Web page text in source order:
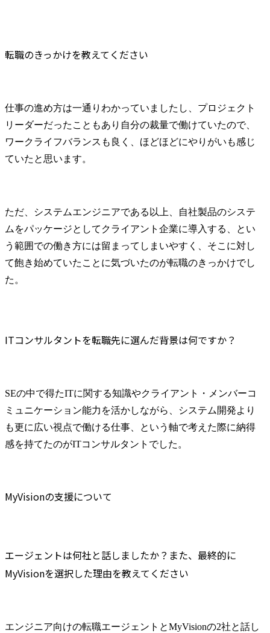
転職のきっかけを教えてください
仕事の進め方は一通りわかっていましたし、プロジェクト
リーダーだったこともあり自分の裁量で働けていたので、
ワークライフバランスも良く、ほどほどにやりがいも感じ
ていたと思います。
ただ、システムエンジニアである以上、自社製品のシステ
ムをパッケージとしてクライアント企業に導入する、とい
う範囲での働き方には留まってしまいやすく、そこに対し
て飽き始めていたことに気づいたのが転職のきっかけでし
た。
ITコンサルタントを転職先に選んだ背景は何ですか？
SEの中で得たITに関する知識やクライアント・メンバーコ
ミュニケーション能力を活かしながら、システム開発より
も更に広い視点で働ける仕事、という軸で考えた際に納得
感を持てたのがITコンサルタントでした。
MyVisionの支援について
エージェントは何社と話しましたか？また、最終的に
MyVisionを選択した理由を教えてください
エンジニア向けの転職エージェントとMyVisionの2社と話し